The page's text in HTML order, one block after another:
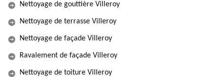
Nettoyage de gouttière Villeroy
Nettoyage de terrasse Villeroy
Nettoyage de façade Villeroy
Ravalement de façade Villeroy
Nettoyage de toiture Villeroy